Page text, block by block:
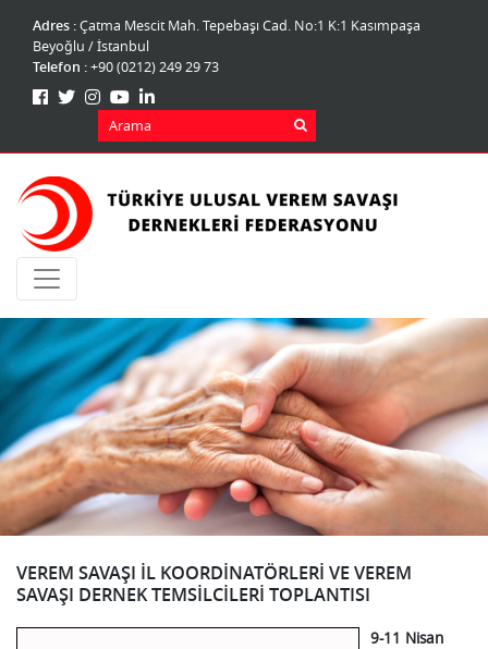
Adres :Çatma Mescit Mah. Tepebaşı Cad. No:1 K:1 Kasımpaşa
Beyoğlu / İstanbul
Telefon :+90 (0212) 249 29 73
VEREM SAVAŞI İL KOORDİNATÖRLERİ VE VEREM
SAVAŞI DERNEK TEMSİLCİLERİ TOPLANTISI
9-11 Nisan